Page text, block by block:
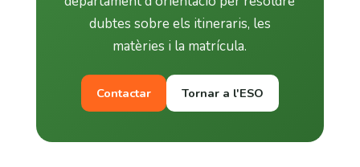
dubtes sobre els itineraris, les
matèries i la matrícula.
Contactar Tornar a l'ESO